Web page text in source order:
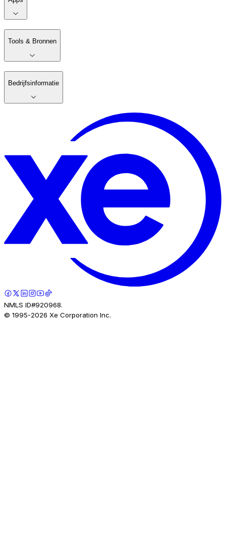
Tools & Bronnen
Bedrijfsinformatie
NMLS ID#920968.
© 1995-2026 Xe Corporation Inc.